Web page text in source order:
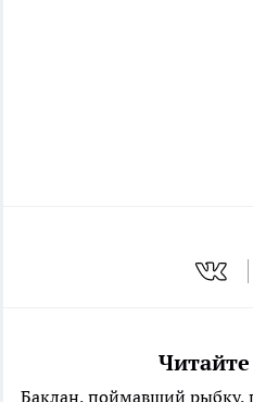
Баклан, поймавший рыбку,